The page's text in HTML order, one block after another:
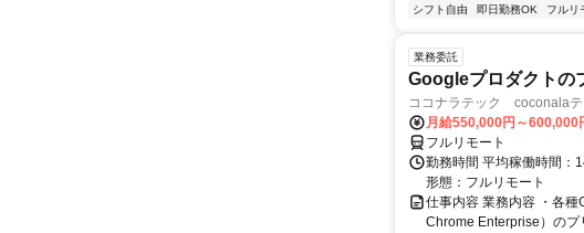
シフト自由 即日勤務OK フルリ
業務委託
Googleプロダクトの
ココナラテック coconalaテ
月給550,000円～600,000
フルリモート
勤務時間 平均稼働時間：
形態：フルリモート
仕事内容 業務内容 ・各
Chrome Enterprise）のプ